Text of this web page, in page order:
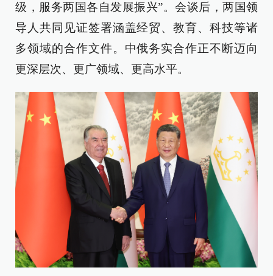
级，服务两国各自发展振兴”。会谈后，两国领
导人共同见证签署涵盖经贸、教育、科技等诸
多领域的合作文件。中俄务实合作正不断迈向
更深层次、更广领域、更高水平。